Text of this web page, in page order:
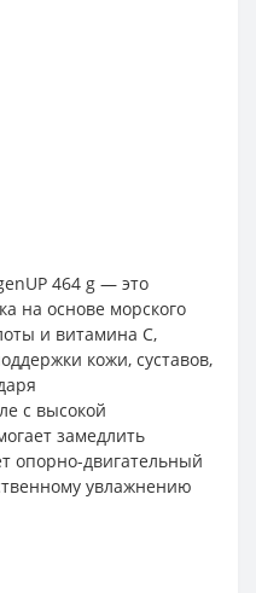
464 g — это
на основе морского
и витамина C,
кожи, суставов,
с высокой
замедлить
опорно-двигательный
увлажнению